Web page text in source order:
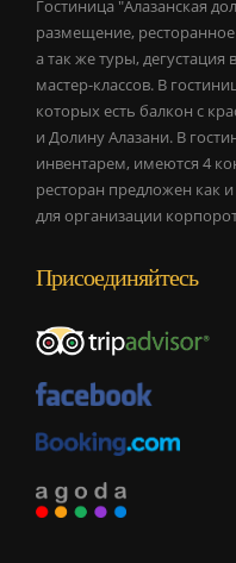
Гостиница "Алазанская
размещение,
а так же туры,
мастер-классов. В
которых есть балкон с
и Долину Алазани. В
инвентарем, имеются 4
ресторан предложен как
для организации
Присоединяйтесь